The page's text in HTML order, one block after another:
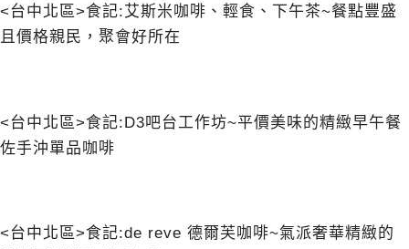
<台中北區>食記:艾斯米咖啡、輕食、下午茶~餐點豐盛
且價格親民，聚會好所在
<台中北區>食記:D3吧台工作坊~平價美味的精緻早午餐
佐手沖單品咖啡
<台中北區>食記:de reve 德爾芙咖啡~氣派奢華精緻的